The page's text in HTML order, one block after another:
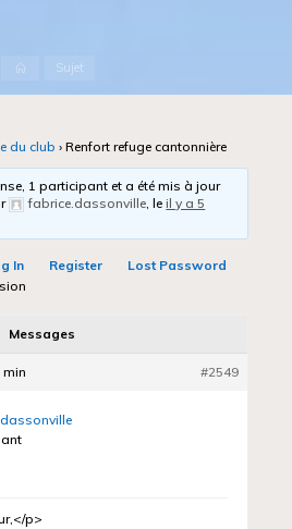
AccueilSujet
du club › Renfort refuge cantonnière
1 participant et a été mis à jour
fabrice.dassonville, leil y a 5
In Register
Lost Password
Messages
min #2549
p>